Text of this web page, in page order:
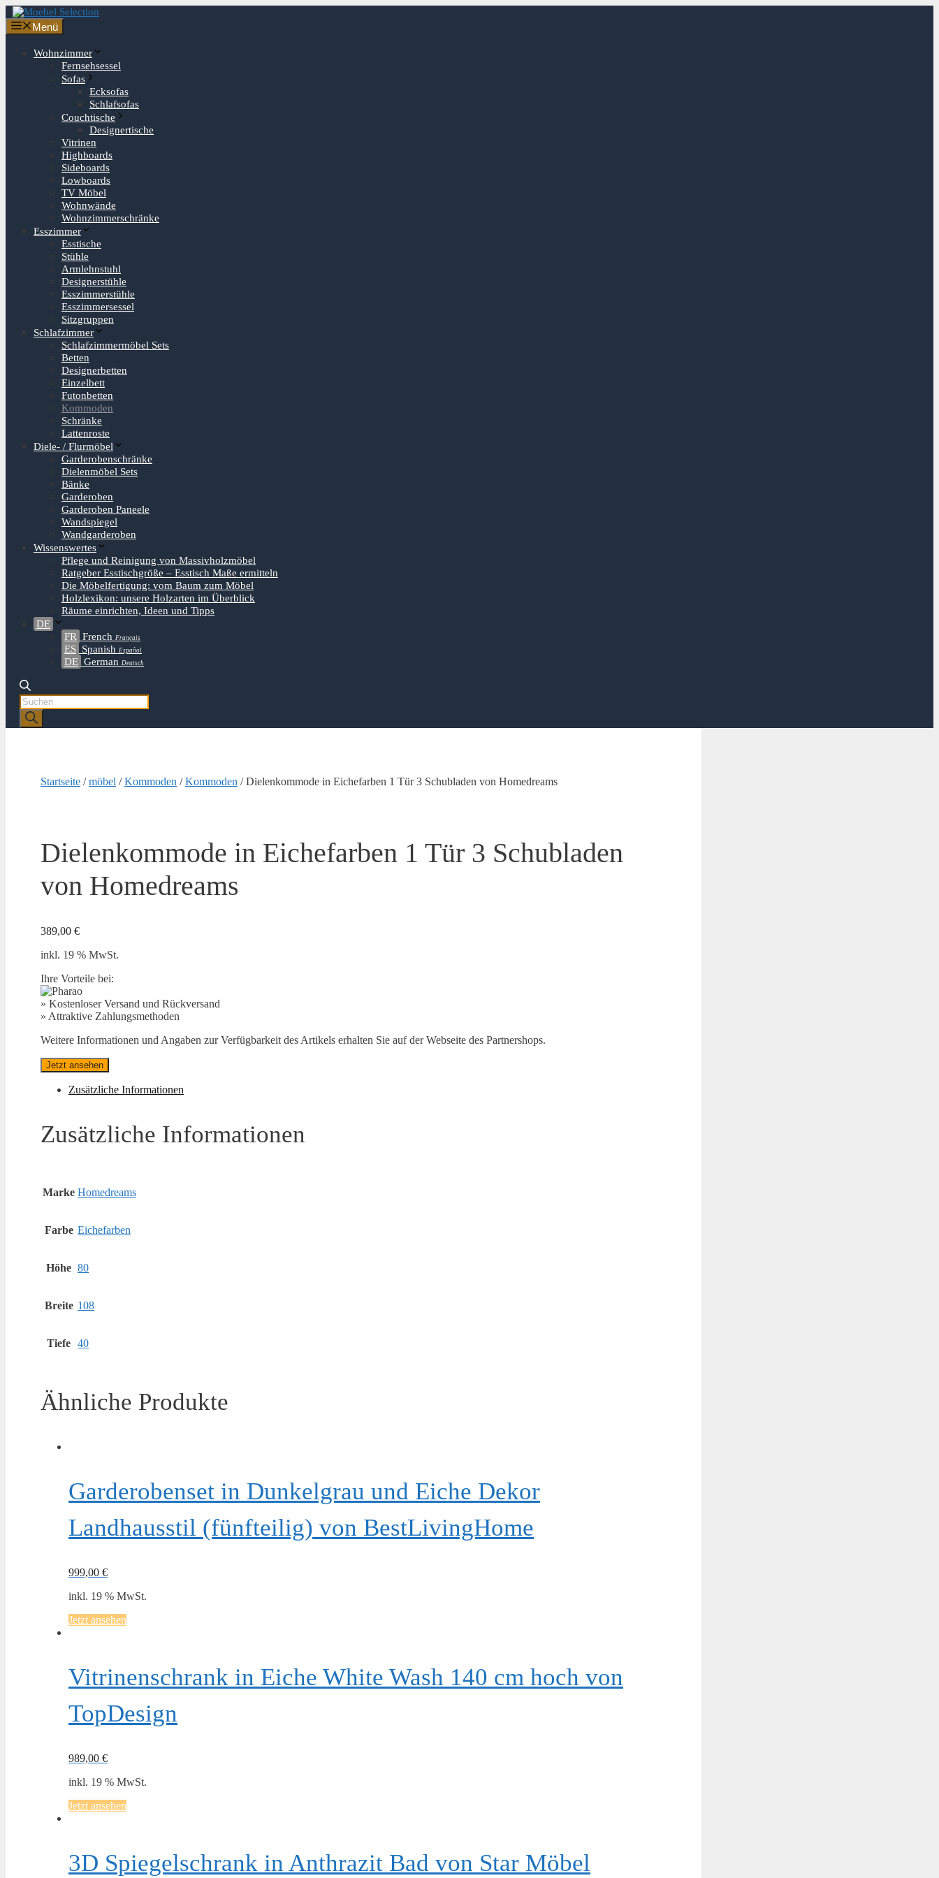
Zum
Inhalt
springen
Menü
Wohnzimmer
Fernsehsessel
Sofas
Ecksofas
Schlafsofas
Couchtische
Designertische
Vitrinen
Highboards
Sideboards
Lowboards
TV Möbel
Wohnwände
Wohnzimmerschränke
Esszimmer
Esstische
Stühle
Armlehnstuhl
Designerstühle
Esszimmerstühle
Esszimmersessel
Sitzgruppen
Schlafzimmer
Schlafzimmermöbel Sets
Betten
Designerbetten
Einzelbett
Futonbetten
Kommoden
Schränke
Lattenroste
Diele- / Flurmöbel
Garderobenschränke
Dielenmöbel Sets
Bänke
Garderoben
Garderoben Paneele
Wandspiegel
Wandgarderoben
Wissenswertes
Pflege und Reinigung von Massivholzmöbel
Ratgeber Esstischgröße – Esstisch Maße ermitteln
Die Möbelfertigung: vom Baum zum Möbel
Holzlexikon: unsere Holzarten im Überblick
Räume einrichten, Ideen und Tipps
DE
FR French Français
ES Spanish Español
DE German Deutsch
Products
search
Startseite /möbel /Kommoden /Kommoden / Dielenkommode in Eichefarben 1 Tür 3 Schubladen von Homedreams
Dielenkommode in Eichefarben 1 Tür 3 Schubladen
von Homedreams
389,00 €
inkl. 19 % MwSt.
Ihre Vorteile bei:
» Kostenloser Versand und Rückversand
» Attraktive Zahlungsmethoden
Weitere Informationen und Angaben zur Verfügbarkeit des Artikels erhalten Sie auf der Webseite des Partnershops.
Jetzt ansehen
Zusätzliche Informationen
Zusätzliche Informationen
Marke Homedreams
Farbe Eichefarben
Höhe 80
Breite 108
Tiefe 40
Ähnliche Produkte
Garderobenset in Dunkelgrau und Eiche Dekor
Landhausstil (fünfteilig) von BestLivingHome
999,00 €
inkl. 19 % MwSt.
Jetzt ansehen
Vitrinenschrank in Eiche White Wash 140 cm hoch von
TopDesign
989,00 €
inkl. 19 % MwSt.
Jetzt ansehen
3D Spiegelschrank in Anthrazit Bad von Star Möbel